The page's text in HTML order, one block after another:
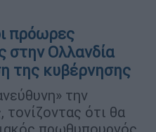
πρόωρες
στην Ολλανδία
της κυβέρνησης
την
ότι θα